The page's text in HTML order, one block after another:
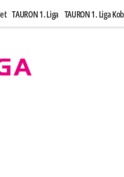
TAURON 1. Liga TAURON 1. Liga